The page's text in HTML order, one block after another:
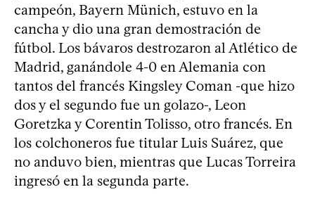
campeón, Bayern Münich, estuvo en la
cancha y dio una gran demostración de
fútbol. Los bávaros destrozaron al Atlético de
Madrid, ganándole 4-0 en Alemania con
tantos del francés Kingsley Coman -que hizo
dos y el segundo fue un golazo-, Leon
Goretzka y Corentin Tolisso, otro francés. En
los colchoneros fue titular Luis Suárez, que
no anduvo bien, mientras que Lucas Torreira
ingresó en la segunda parte.